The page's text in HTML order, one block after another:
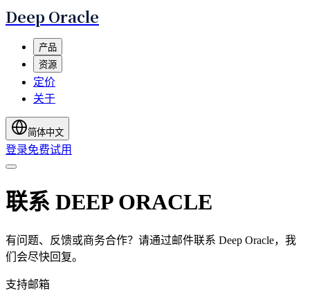
Deep Oracle
产品
资源
定价
关于
简体中文
登录免费试用
联系 DEEP ORACLE
有问题、反馈或商务合作？请通过邮件联系 Deep Oracle，我
们会尽快回复。
支持邮箱